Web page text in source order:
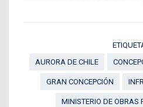
AURORA DE CHILE
GRAN CONCEPCIÓN
MINISTERIO DE OBRAS